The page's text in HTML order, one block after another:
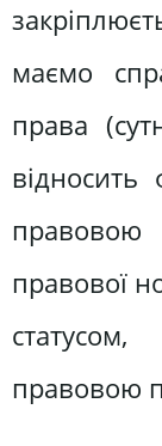
маємо
права
правової
правовою